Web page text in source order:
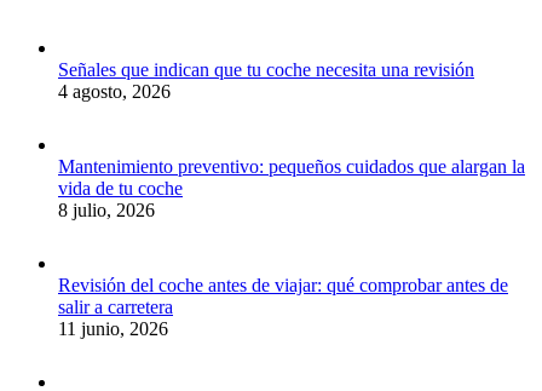
Señales que indican que tu coche necesita una revisión
4 agosto, 2026
Mantenimiento preventivo: pequeños cuidados que alargan la
vida de tu coche
8 julio, 2026
Revisión del coche antes de viajar: qué comprobar antes de
salir a carretera
11 junio, 2026